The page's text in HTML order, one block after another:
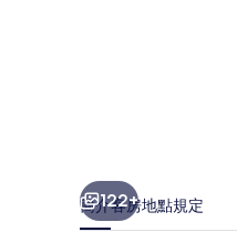
122+
簡介客房地點規定